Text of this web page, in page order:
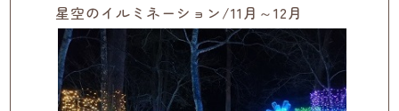
星空のイルミネーション/11月～12月